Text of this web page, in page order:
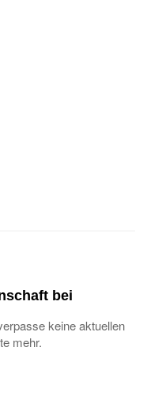
bei
keine aktuellen
mehr.